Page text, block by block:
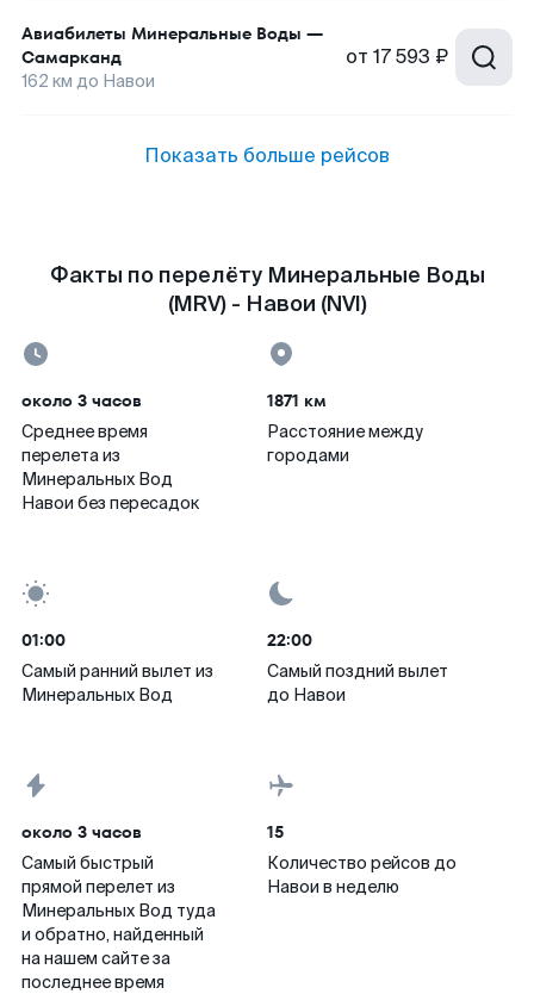
Авиабилеты Минеральные Воды —
Самарканд
162 км до Навои
от 17 593 ₽
Показать больше рейсов
Факты по перелёту Минеральные Воды
(MRV) - Навои (NVI)
около 3 часов
Среднее время
перелета из
Минеральных Вод
Навои без пересадок
1871 км
Расстояние между
городами
01:00
Самый ранний вылет из
Минеральных Вод
22:00
Самый поздний вылет
до Навои
около 3 часов
Самый быстрый
прямой перелет из
Минеральных Вод туда
и обратно, найденный
на нашем сайте за
последнее время
15
Количество рейсов до
Навои в неделю